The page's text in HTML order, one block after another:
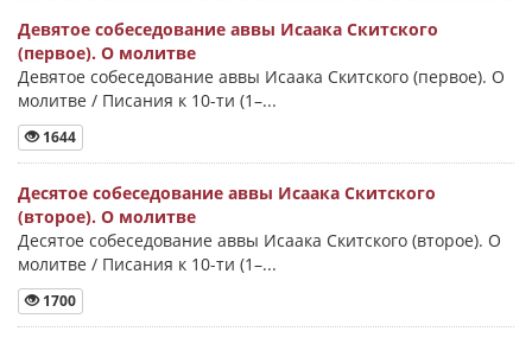
Девятое собеседование аввы Исаака Скитского
(первое). О молитве
Девятое собеседование аввы Исаака Скитского (первое). О
молитве / Писания к 10-ти (1–...
1644
Десятое собеседование аввы Исаака Скитского
(второе). О молитве
Десятое собеседование аввы Исаака Скитского (второе). О
молитве / Писания к 10-ти (1–...
1700